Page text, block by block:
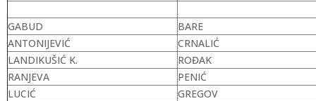
GABUD
BARE
ANTONIJEVIĆ
CRNALIĆ
LANDIKUŠIĆ K.
ROĐAK
RANJEVA
PENIĆ
LUCIĆ
GREGOV